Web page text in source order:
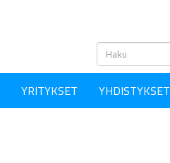
YRITYKSET YHDISTYKSET